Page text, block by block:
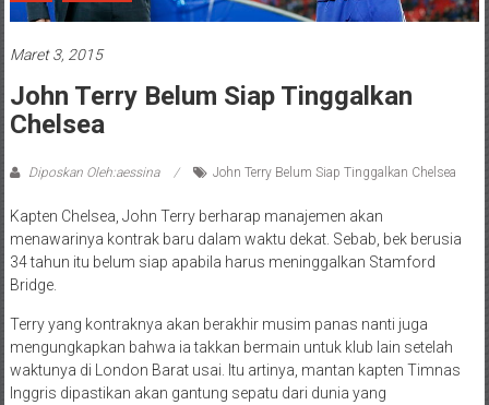
Maret 3, 2015
John Terry Belum Siap Tinggalkan
Chelsea
Diposkan Oleh:aessina John Terry Belum Siap Tinggalkan Chelsea
Kapten Chelsea, John Terry berharap manajemen akan
menawarinya kontrak baru dalam waktu dekat. Sebab, bek berusia
34 tahun itu belum siap apabila harus meninggalkan Stamford
Bridge.
Terry yang kontraknya akan berakhir musim panas nanti juga
mengungkapkan bahwa ia takkan bermain untuk klub lain setelah
waktunya di London Barat usai. Itu artinya, mantan kapten Timnas
Inggris dipastikan akan gantung sepatu dari dunia yang